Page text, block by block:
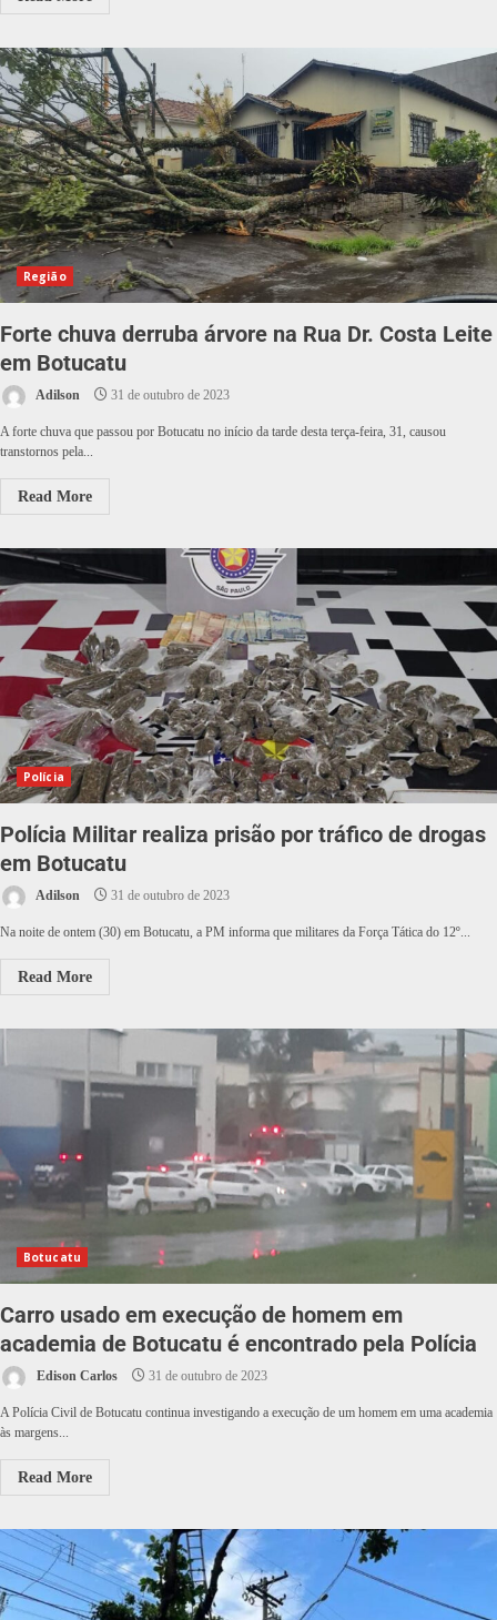
Região
Forte chuva derruba árvore na Rua Dr. Costa Leite
em Botucatu
Adilson 31 de outubro de 2023
A forte chuva que passou por Botucatu no início da tarde desta terça-feira, 31, causou
transtornos pela...
Read More
Polícia
Polícia Militar realiza prisão por tráfico de drogas
em Botucatu
Adilson 31 de outubro de 2023
Na noite de ontem (30) em Botucatu, a PM informa que militares da Força Tática do 12º...
Read More
Botucatu
Carro usado em execução de homem em
academia de Botucatu é encontrado pela Polícia
Edison Carlos 31 de outubro de 2023
A Polícia Civil de Botucatu continua investigando a execução de um homem em uma academia
às margens...
Read More